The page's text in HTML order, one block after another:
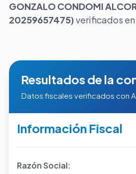
GONZALO CONDOMI
20259657475)verificados en
Resultados de la
Datos fiscales verificados con
Información Fiscal
Razón Social: